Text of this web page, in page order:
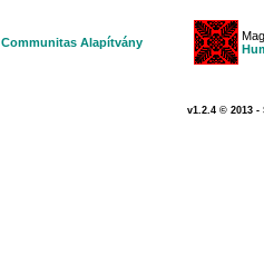
Communitas Alapítvány
v1.2.4 © 2013